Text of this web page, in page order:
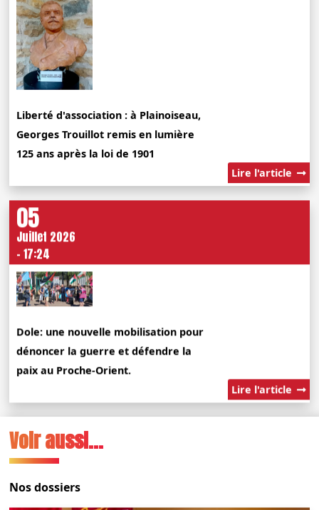
Liberté d'association : à Plainoiseau,
Georges Trouillot remis en lumière
125 ans après la loi de 1901
Lire l'article
05
Juillet 2026
- 17:24
Dole: une nouvelle mobilisation pour
dénoncer la guerre et défendre la
paix au Proche-Orient.
Lire l'article
Voir aussi...
Nos dossiers